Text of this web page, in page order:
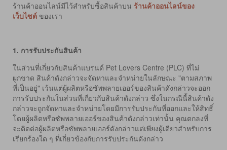
ร้านค้าออนไลน์มีไว้สำหรับซื้อสินค้าบน ร้านค้าออนไลน์ของ
เว็บไซต์ ของเรา
1. การรับประกันสินค้า
ในส่วนที่เกี่ยวกับสินค้าแบรนด์ Pet Lovers Centre (PLC) ที่ไม่
ผูกขาด สินค้าดังกล่าวจะจัดหาและจำหน่ายในลักษณะ "ตามสภาพ
ที่เป็นอยู่" เว้นแต่ผู้ผลิตหรือซัพพลายเออร์ของสินค้าดังกล่าวจะออก
การรับประกันในส่วนที่เกี่ยวกับสินค้าดังกล่าว ซึ่งในกรณีนี้สินค้าดัง
กล่าวจะถูกจัดหาและจำหน่ายโดยมีการรับประกันที่ออกและให้สิทธิ์
โดยผู้ผลิตหรือซัพพลายเออร์ของสินค้าดังกล่าวเท่านั้น คุณตกลงที่
จะติดต่อผู้ผลิตหรือซัพพลายเออร์ดังกล่าวแต่เพียงผู้เดียวสำหรับการ
เรียกร้องใด ๆ ที่เกี่ยวข้องกับการรับประกันดังกล่าว